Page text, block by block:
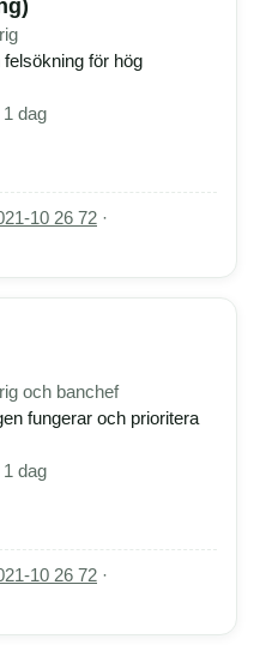
för hög
dag
10 26 72 ·
och banchef
fungerar och prioritera
dag
10 26 72 ·